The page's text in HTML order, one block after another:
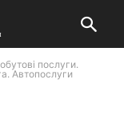
послуги.
Автопослуги